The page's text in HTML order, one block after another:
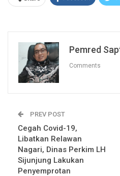
Pemred
Comments
PREV POST
Cegah Covid-19,
Libatkan Relawan
Nagari, Dinas Perkim LH
Sijunjung Lakukan
Penyemprotan